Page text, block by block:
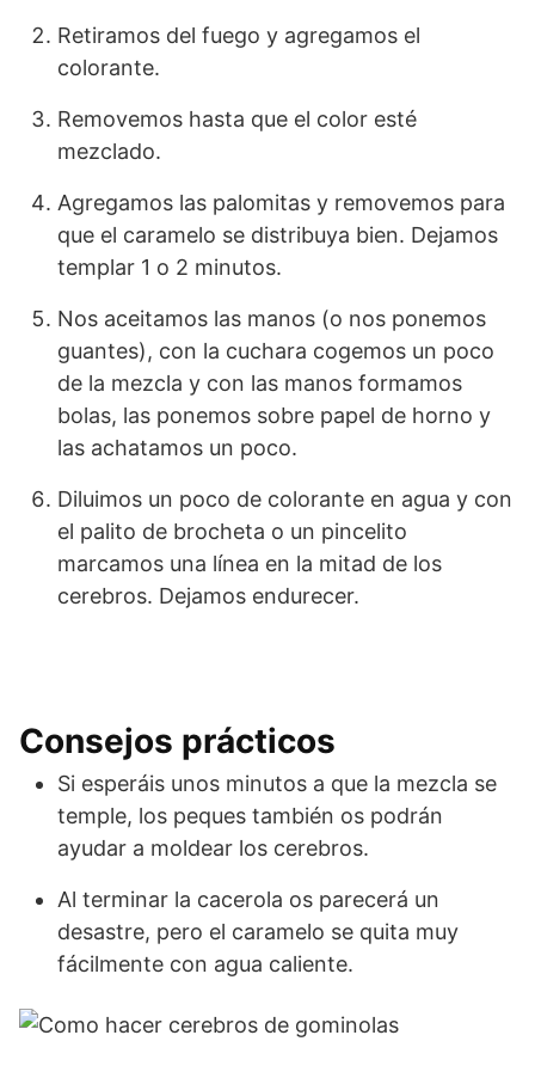
Retiramos del fuego y agregamos el
colorante.
Removemos hasta que el color esté
mezclado.
Agregamos las palomitas y removemos para
que el caramelo se distribuya bien. Dejamos
templar 1 o 2 minutos.
Nos aceitamos las manos (o nos ponemos
guantes), con la cuchara cogemos un poco
de la mezcla y con las manos formamos
bolas, las ponemos sobre papel de horno y
las achatamos un poco.
Diluimos un poco de colorante en agua y con
el palito de brocheta o un pincelito
marcamos una línea en la mitad de los
cerebros. Dejamos endurecer.
Consejos prácticos
Si esperáis unos minutos a que la mezcla se
temple, los peques también os podrán
ayudar a moldear los cerebros.
Al terminar la cacerola os parecerá un
desastre, pero el caramelo se quita muy
fácilmente con agua caliente.